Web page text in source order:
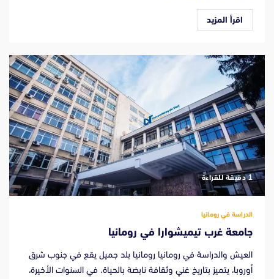
اقرأ المزيد
‫1 دقيقة للقراءة
الدراسة في رومانيا
جامعة غرب تيميشوارا في رومانيا
العيش والدراسة في رومانيا رومانيا بلد جميل يقع في جنوب شرق
أوروبا، يتميز بتاريخ غني وثقافة نابضة بالحياة. في السنوات الأخيرة،